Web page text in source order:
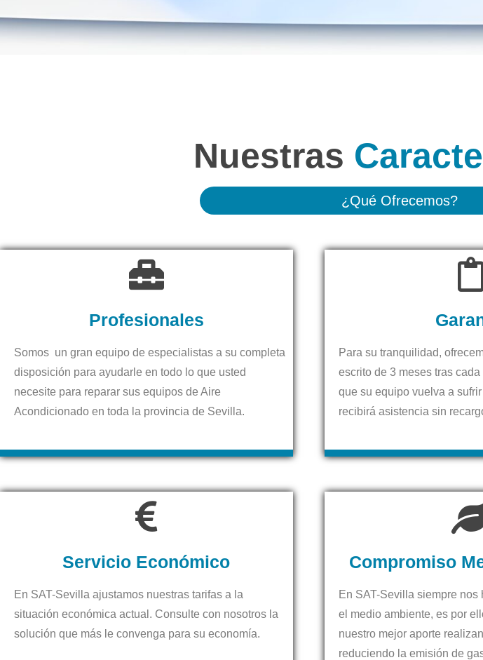
Nuestras
¿Qué Ofrecemos?
Profesionales
Somos un gran equipo de especialistas a su completa
disposición para ayudarle en todo lo que usted
necesite para reparar sus equipos de Aire
Acondicionado en toda la provincia de Sevilla.
Para su tranquilidad,
escrito de 3 meses tras
que su equipo vuelva a
recibirá asistencia sin
Servicio Económico
En SAT-Sevilla ajustamos nuestras tarifas a la
situación económica actual. Consulte con nosotros la
solución que más le convenga para su economía.
Compromiso
En SAT-Sevilla siempre nos
el medio ambiente, es por
nuestro mejor aporte
reduciendo la emisión de